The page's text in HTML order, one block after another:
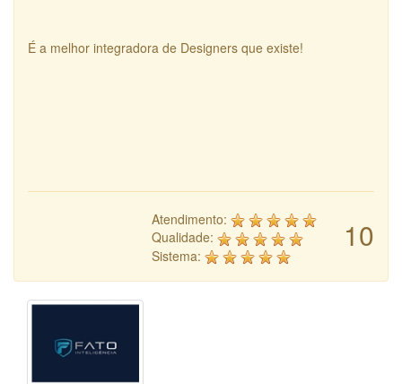
É a melhor integradora de Designers que existe!
10
Atendimento:
Qualidade:
Sistema: